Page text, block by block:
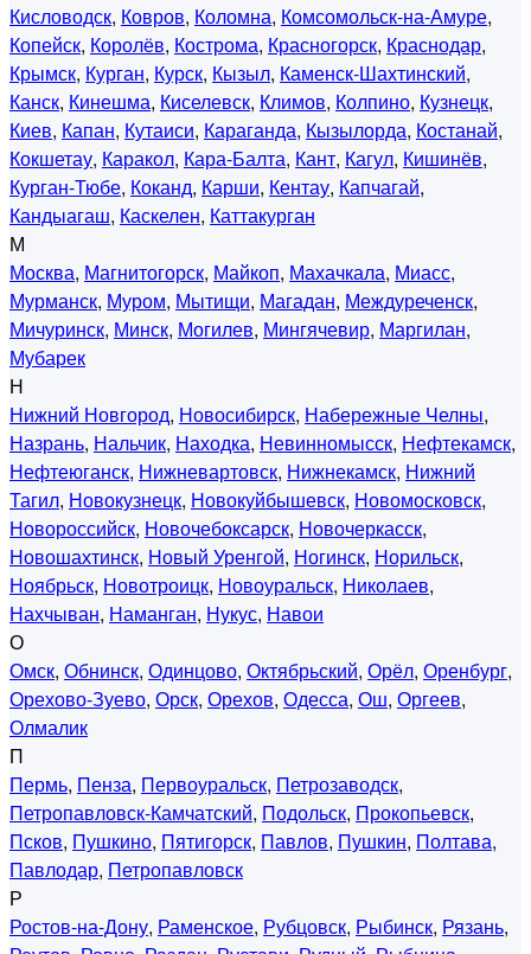
Кисловодск, Ковров, Коломна, Комсомольск-на-Амуре,
Копейск, Королёв, Кострома, Красногорск, Краснодар,
Крымск, Курган, Курск, Кызыл, Каменск-Шахтинский,
Канск, Кинешма, Киселевск, Климов, Колпино, Кузнецк,
Киев, Капан, Кутаиси, Караганда, Кызылорда, Костанай,
Кокшетау, Каракол, Кара-Балта, Кант, Кагул, Кишинёв,
Курган-Тюбе, Коканд, Карши, Кентау, Капчагай,
Кандыагаш, Каскелен, Каттакурган
М
Москва, Магнитогорск, Майкоп, Махачкала, Миасс,
Мурманск, Муром, Мытищи, Магадан, Междуреченск,
Мичуринск, Минск, Могилев, Мингячевир, Маргилан,
Мубарек
Н
Нижний Новгород, Новосибирск, Набережные Челны,
Назрань, Нальчик, Находка, Невинномысск, Нефтекамск,
Нефтеюганск, Нижневартовск, Нижнекамск, Нижний
Тагил, Новокузнецк, Новокуйбышевск, Новомосковск,
Новороссийск, Новочебоксарск, Новочеркасск,
Новошахтинск, Новый Уренгой, Ногинск, Норильск,
Ноябрьск, Новотроицк, Новоуральск, Николаев,
Нахчыван, Наманган, Нукус, Навои
О
Омск, Обнинск, Одинцово, Октябрьский, Орёл, Оренбург,
Орехово-Зуево, Орск, Орехов, Одесса, Ош, Оргеев,
Олмалик
П
Пермь, Пенза, Первоуральск, Петрозаводск,
Петропавловск-Камчатский, Подольск, Прокопьевск,
Псков, Пушкино, Пятигорск, Павлов, Пушкин, Полтава,
Павлодар, Петропавловск
Р
Ростов-на-Дону, Раменское, Рубцовск, Рыбинск, Рязань,